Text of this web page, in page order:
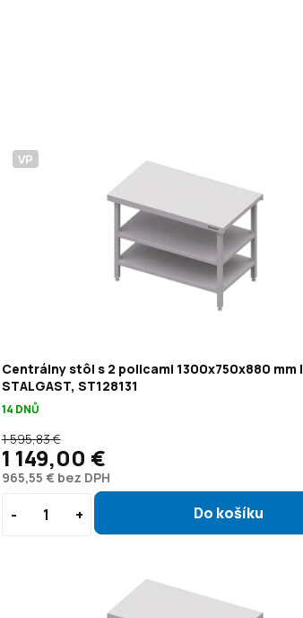
VP
Centrálny stôl s 2 policami 1300x750x880 mm |
STALGAST, ST128131
14 DNŮ
965,55 € bez DPH
1 595,83 €
1 149,00 €